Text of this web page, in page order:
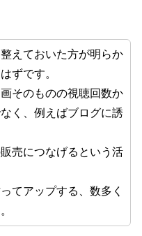
えておいた方が明らか
ずです。
そのものの視聴回数か
く、例えばブログに誘
売につなげるという活
てアップする、数多く